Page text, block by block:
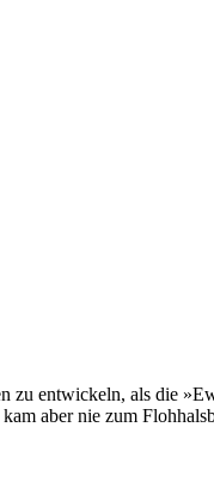
entwickeln, als die
aber nie zum